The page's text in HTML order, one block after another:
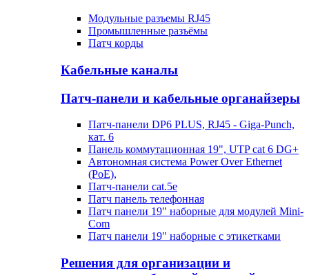
Модульные разъемы RJ45
Промышленные разъёмы
Патч корды
Кабельные каналы
Патч-панели и кабельные органайзеры
Патч-панели DP6 PLUS, RJ45 - Giga-Punch,
кат. 6
Панель коммутационная 19", UTP cat 6 DG+
Автономная система Power Over Ethernet
(PoE),
Патч-панели cat.5e
Патч панель телефонная
Патч панели 19" наборные для модулей Mini-
Com
Патч панели 19" наборные с этикетками
Решения для организации и